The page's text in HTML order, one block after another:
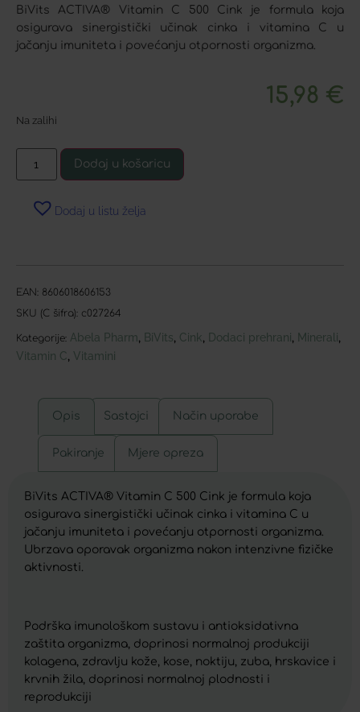
BiVits ACTIVA® Vitamin C 500 Cink je formula koja
osigurava sinergistički učinak cinka i vitamina C u
jačanju imuniteta i povećanju otpornosti organizma.
15,98 €
Na zalihi
Dodaj u košaricu
Dodaj u listu želja
EAN: 8606018606153
SKU (C šifra): c027264
Kategorije: Abela Pharm BiVits Cink Dodaci prehrani Minerali
Vitamin C Vitamini
Opis Sastojci Način uporabe
Pakiranje Mjere opreza
BiVits ACTIVA® Vitamin C 500 Cink je formula koja
osigurava sinergistički učinak cinka i vitamina C u
jačanju imuniteta i povećanju otpornosti organizma.
Ubrzava oporavak organizma nakon intenzivne fizičke
aktivnosti.
Podrška imunološkom sustavu i antioksidativna
zaštita organizma, doprinosi normalnoj produkciji
kolagena, zdravlju kože, kose, noktiju, zuba, hrskavice i
krvnih žila, doprinosi normalnoj plodnosti i
reprodukciji